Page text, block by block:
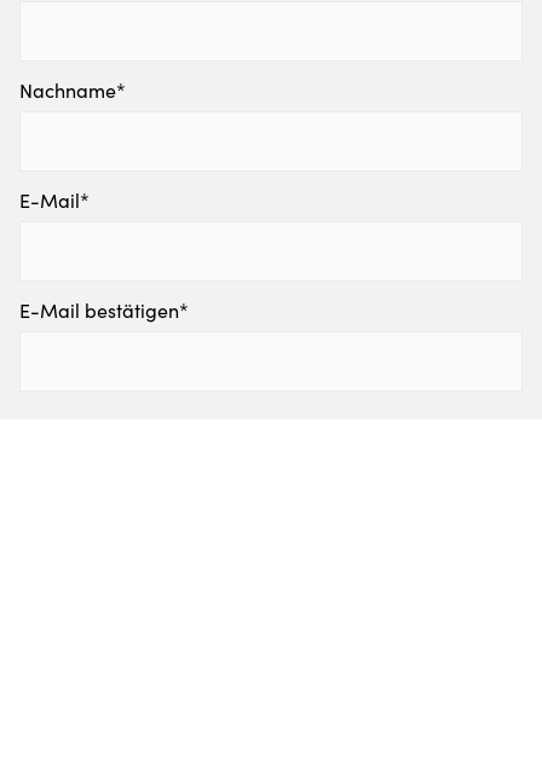
Nachname*
E-Mail*
E-Mail bestätigen*